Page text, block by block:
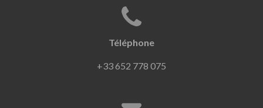
Téléphone
+33 652 778 075